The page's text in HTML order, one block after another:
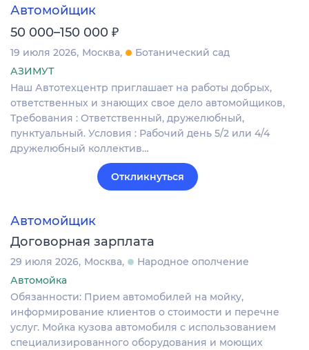
Автомойщик
50 000–150 000 ₽
19 июля 2026 Москва
Ботанический сад
АЗИМУТ
Наш Автотехцентр приглашает на работы добрых,
ответственных и знающих свое дело автомойщиков,
Требования : Ответственный, дружелюбный,
пунктуальный. Условия : Рабочий день 5/2 или 4/4
дружелюбный коллектив…
Откликнуться
Автомойщик
Договорная зарплата
29 июля 2026 Москва
Народное ополчение
Автомойка
Обязанности: Прием автомобилей на мойку,
информирование клиентов о стоимости и перечне
услуг. Мойка кузова автомобиля с использованием
специализированного оборудования и моющих